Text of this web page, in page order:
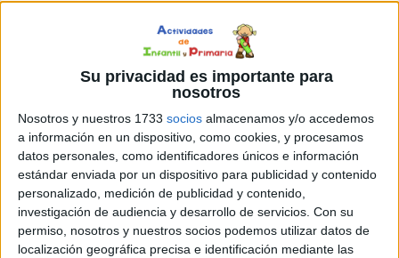
Su privacidad es importante para
nosotros
Nosotros y nuestros 1733 socios almacenamos y/o accedemos
a información en un dispositivo, como cookies, y procesamos
datos personales, como identificadores únicos e información
estándar enviada por un dispositivo para publicidad y contenido
personalizado, medición de publicidad y contenido,
investigación de audiencia y desarrollo de servicios. Con su
permiso, nosotros y nuestros socios podemos utilizar datos de
localización geográfica precisa e identificación mediante las